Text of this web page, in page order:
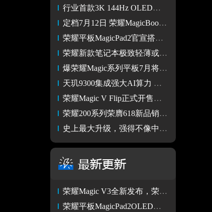
行业首款3K 144Hz OLED平板 荣耀平板MagicPad2官宣7月12日亮相
定档7月12日 荣耀MagicBook Art 14将与荣耀Magic V3一起发布
荣耀平板MagicPad2官宣搭载AI离焦护眼技术 7月12日发布
荣耀新款笔记本极致轻薄或将搭载微绒机身
爆荣耀Magic系列平板7月将发布，首发AI护眼新技术
天玑9300集成强大AI算力 率先适配王者荣耀国际服AI智能教学功能
荣耀Magic V Flip正式开售，4.0英寸品类最大外屏，4999元起
荣耀200系列荣膺618新品销量冠军 护眼升级影像革新稳坐档位王座
史上最大升级，强得不像中端手机！荣耀200系列不容错过
荣耀Magic V3全新发布，荣耀互联网服务为生活添加魔法
荣耀平板MagicPad2OLED护眼好屏新标杆